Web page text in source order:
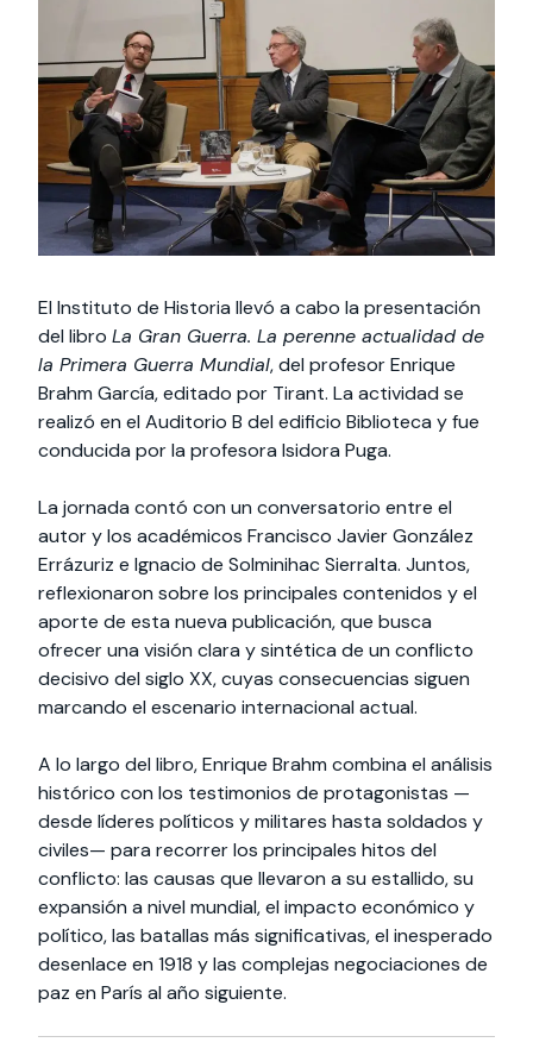
cursos
Especialidades y
estadías
Te puede
interesar:
International
students
Facultades
2025
vinculación con la
sociedad
Extensión Cultural
Te puede interesar:Filantropía y Donaciones
intercambio
Servicios y apoyos
Te puede
interesar:
Explora el campus
Uandes
Noticias
estudiantiles
El Instituto de Historia llevó a cabo la presentación
del libro La Gran Guerra. La perenne actualidad de
la Primera Guerra Mundial, del profesor Enrique
Brahm García, editado por Tirant. La actividad se
realizó en el Auditorio B del edificio Biblioteca y fue
conducida por la profesora Isidora Puga.
La jornada contó con un conversatorio entre el
autor y los académicos Francisco Javier González
Errázuriz e Ignacio de Solminihac Sierralta. Juntos,
reflexionaron sobre los principales contenidos y el
aporte de esta nueva publicación, que busca
ofrecer una visión clara y sintética de un conflicto
decisivo del siglo XX, cuyas consecuencias siguen
marcando el escenario internacional actual.
A lo largo del libro, Enrique Brahm combina el análisis
histórico con los testimonios de protagonistas —
desde líderes políticos y militares hasta soldados y
civiles— para recorrer los principales hitos del
conflicto: las causas que llevaron a su estallido, su
expansión a nivel mundial, el impacto económico y
político, las batallas más significativas, el inesperado
desenlace en 1918 y las complejas negociaciones de
paz en París al año siguiente.